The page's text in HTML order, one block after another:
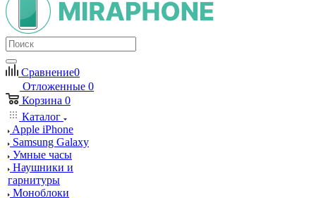
Сравнение0
Отложенные 0
Корзина 0
Каталог
Apple iPhone
Samsung Galaxy
Умные часы
Наушники и
гарнитуры
Моноблоки